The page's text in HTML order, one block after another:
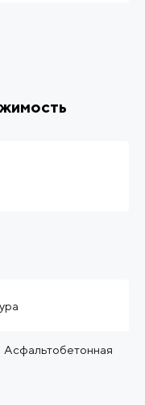
Асфальтобетонная